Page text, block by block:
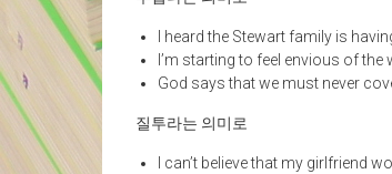
I heard the Stewart family is
I’m starting to feel envious of
God says that we must never
질투라는 의미로
I can’t believe that my girlfriend